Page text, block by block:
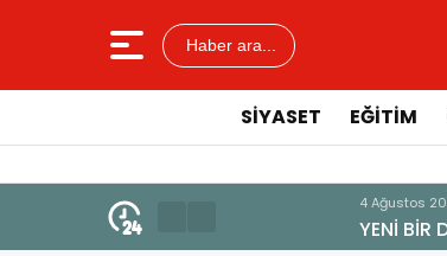
Haber ara...
SIYASET EĞITIM
4 Ağustos 2026 - 19:47
YENİ BİR DİN: SOSYAL